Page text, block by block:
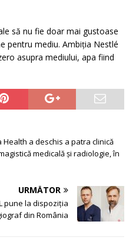
să nu fie doar mai gustoase
pentru mediu. Ambiția Nestlé
asupra mediului, apa fiind
a deschis a patra clinică
medicală și radiologie, în
URMĂTOR
pune la dispoziția
din România